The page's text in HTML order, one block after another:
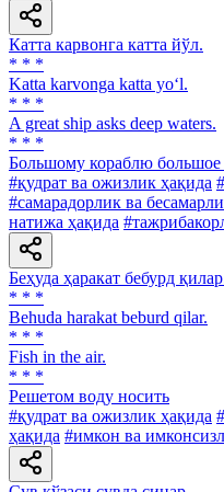
Катта карвонга катта йўл.
* * *
Katta karvonga katta yo‘l.
* * *
A great ship asks deep waters.
* * *
Большому кораблю большое
#қудрат ва ожизлик ҳақида
#самарадорлик ва
натижа ҳақида
Беҳуда ҳаракат бебурд
* * *
Behuda harakat beburd qilar.
* * *
Fish in the air.
* * *
Решетом воду носить
#қудрат ва ожизлик ҳақида
ҳақида #имкон ва